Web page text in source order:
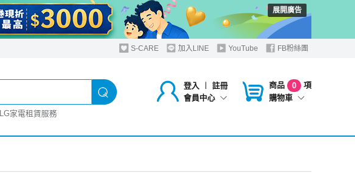
展開廣告
S-CARE 加入LINE YouTube FB粉絲團
登入 ︱
註冊
會員中心
商品 0
項
購物車
LG家電租賃服務